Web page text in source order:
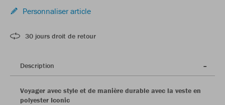
Personnaliser article
30 jours droit de retour
Description
Voyager avec style et de manière durable avec la veste en
polyester Iconic